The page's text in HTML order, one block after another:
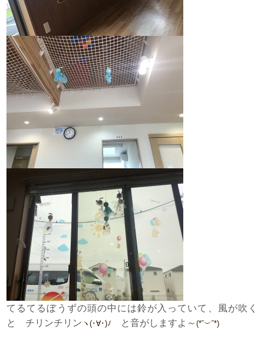
てるてるぼうずの頭の中には鈴が入っていて、風が吹く
と チリンチリン ヽ(･∀･)ﾉ と音がしますよ～(*˘︶˘*)